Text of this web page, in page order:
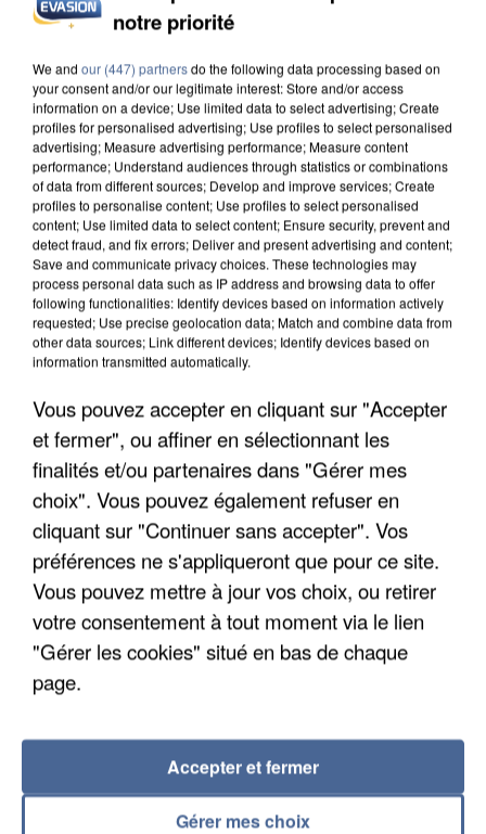
INCENDIES : L’ÎLE-DE-FRANCE LANCE UN ÉLAN
DE SOLIDARITÉ AVEC LES...
APRÈS TOUTES CES CANICULES, LES REFUGES
DE FAUNE SAUVAGE SONT...
notre priorité
We and our (447) partnersdo the following data processing based on
your consent and/or our legitimate interest: Store and/or access
information on a device; Use limited data to select advertising; Create
profiles for personalised advertising; Use profiles to select personalised
advertising; Measure advertising performance; Measure content
performance; Understand audiences through statistics or combinations
of data from different sources; Develop and improve services; Create
profiles to personalise content; Use profiles to select personalised
content; Use limited data to select content; Ensure security, prevent and
detect fraud, and fix errors; Deliver and present advertising and content;
Save and communicate privacy choices. These technologies may
process personal data such as IP address and browsing data to offer
following functionalities: Identify devices based on information actively
requested; Use precise geolocation data; Match and combine data from
other data sources; Link different devices; Identify devices based on
information transmitted automatically.
Vous pouvez accepter en cliquant sur "Accepter
et fermer", ou affiner en sélectionnant les
finalités et/ou partenaires dans "Gérer mes
choix". Vous pouvez également refuser en
cliquant sur "Continuer sans accepter". Vos
préférences ne s'appliqueront que pour ce site.
Vous pouvez mettre à jour vos choix, ou retirer
votre consentement à tout moment via le lien
"Gérer les cookies" situé en bas de chaque
page.
Gérer mes choix
Accepter et fermer